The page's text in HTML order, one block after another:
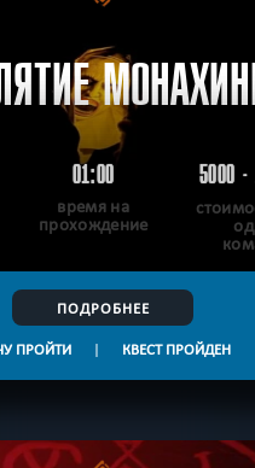
01:00
время на
прохождение
5000
ПОДРОБНЕЕ
ПРОЙТИ | КВЕСТ ПРОЙДЕН